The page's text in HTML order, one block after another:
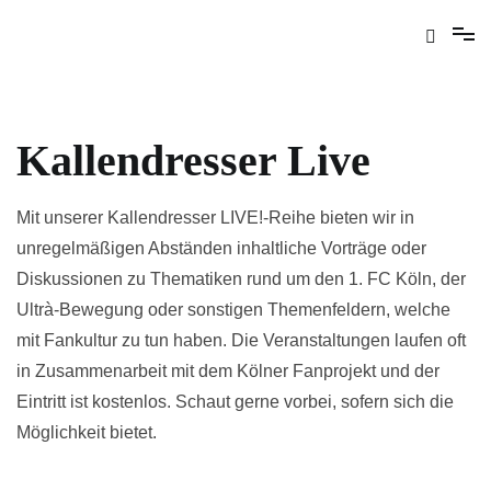
Kallendresser Live
Mit unserer Kallendresser LIVE!-Reihe bieten wir in
unregelmäßigen Abständen inhaltliche Vorträge oder
Diskussionen zu Thematiken rund um den 1. FC Köln, der
Ultrà-Bewegung oder sonstigen Themenfeldern, welche
mit Fankultur zu tun haben. Die Veranstaltungen laufen oft
in Zusammenarbeit mit dem Kölner Fanprojekt und der
Eintritt ist kostenlos. Schaut gerne vorbei, sofern sich die
Möglichkeit bietet.